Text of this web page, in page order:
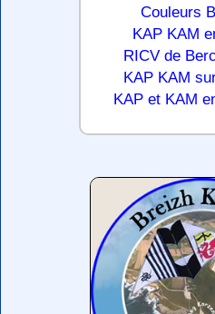
Couleurs
KAP KAM
RICV de
KAP KAM
KAP et KAM